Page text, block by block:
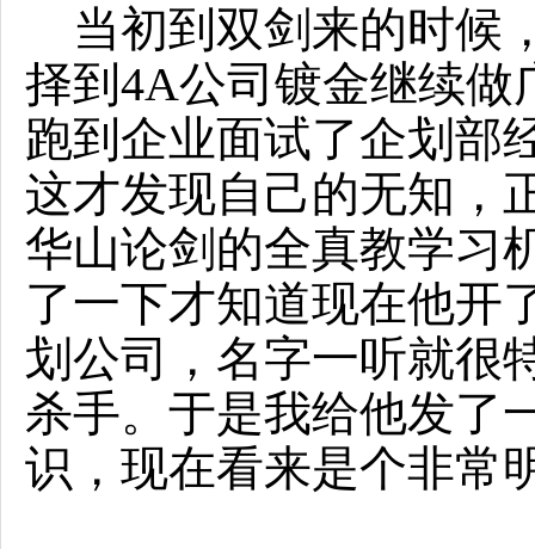
当初到双剑来的时候
择到4A公司镀金继续
跑到企业面试了企划部
这才发现自己的无知，
华山论剑的全真教学习
了一下才知道现在他开
划公司，名字一听就很
杀手。于是我给他发了
识，现在看来是个非常